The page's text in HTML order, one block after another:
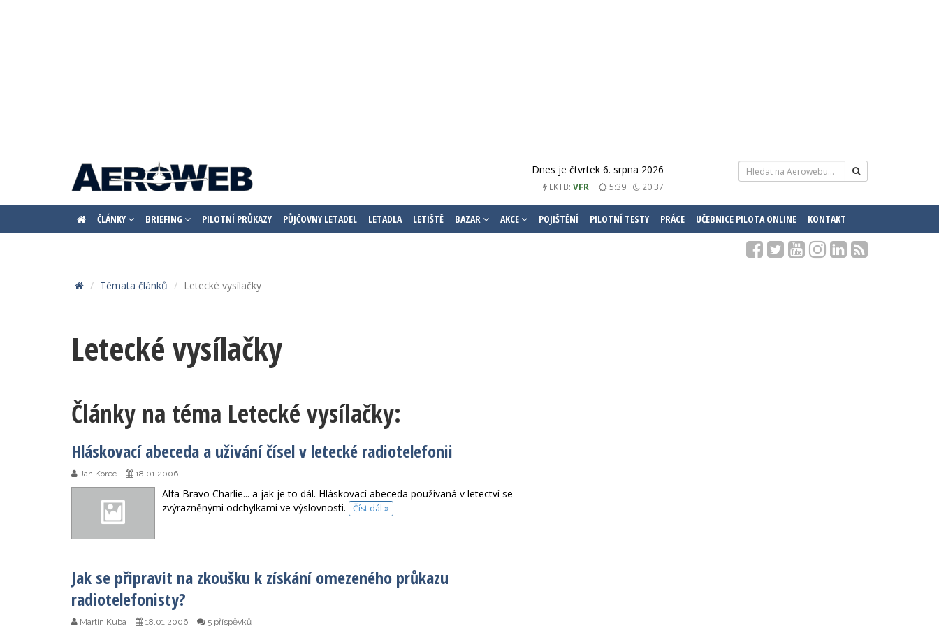
Dnes je čtvrtek 6. srpna 2026
LKTB: VFR 5:39 20:37
ČLÁNKY BRIEFING PILOTNÍ PRŮKAZY PŮJČOVNY LETADEL LETADLA LETIŠTĚ BAZAR AKCE POJIŠTĚNÍ PILOTNÍ TESTY PRÁCE UČEBNICE PILOTA ONLINE KONTAKT
Témata článků Letecké vysílačky
Letecké vysílačky
Články na téma Letecké vysílačky:
Hláskovací abeceda a uživání čísel v letecké radiotelefonii
Jan Korec 18.01.2006
Alfa Bravo Charlie... a jak je to dál. Hláskovací abeceda používaná v letectví se
zvýrazněnými odchylkami ve výslovnosti.
Číst dál
Jak se připravit na zkoušku k získání omezeného průkazu
radiotelefonisty?
Martin Kuba 18.01.2006 5 příspěvků